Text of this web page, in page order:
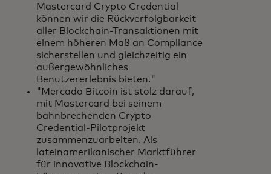
Mastercard Crypto Credential
können wir die Rückverfolgbarkeit
aller Blockchain-Transaktionen mit
einem höheren Maß an Compliance
sicherstellen und gleichzeitig ein
außergewöhnliches
Benutzererlebnis bieten."
"Mercado Bitcoin ist stolz darauf,
mit Mastercard bei seinem
bahnbrechenden Crypto
Credential-Pilotprojekt
zusammenzuarbeiten. Als
lateinamerikanischer Marktführer
für innovative Blockchain-